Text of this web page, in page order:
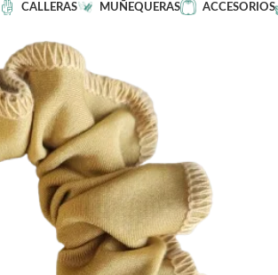
CALLERAS MUÑEQUERAS ACCESORIOS